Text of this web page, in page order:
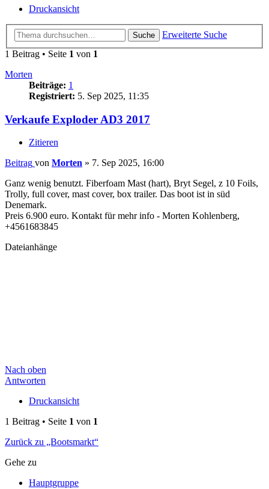
Druckansicht
Suche
Erweiterte Suche
1 Beitrag • Seite 1 von 1
Morten
Beiträge: 1
Registriert: 5. Sep 2025, 11:35
Verkaufe Exploder AD3 2017
Zitieren
Beitrag von Morten » 7. Sep 2025, 16:00
Ganz wenig benutzt. Fiberfoam Mast (hart), Bryt Segel, z 10 Foils,
Trolly, full cover, mast cover, box trailer. Das boot ist in süd
Denemark.
Preis 6.900 euro. Kontakt für mehr info - Morten Kohlenberg,
+4561683845
Dateianhänge
Nach oben
Antworten
Druckansicht
1 Beitrag • Seite 1 von 1
Zurück zu „Bootsmarkt“
Gehe zu
Hauptgruppe